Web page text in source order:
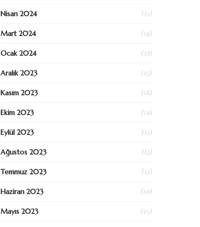
Nisan 2024 (15)
Mart 2024 (19)
Ocak 2024 (37)
Aralık 2023 (23)
Kasım 2023 (16)
Ekim 2023 (14)
Eylül 2023 (15)
Ağustos 2023 (13)
Temmuz 2023 (15)
Haziran 2023 (10)
Mayıs 2023 (25)